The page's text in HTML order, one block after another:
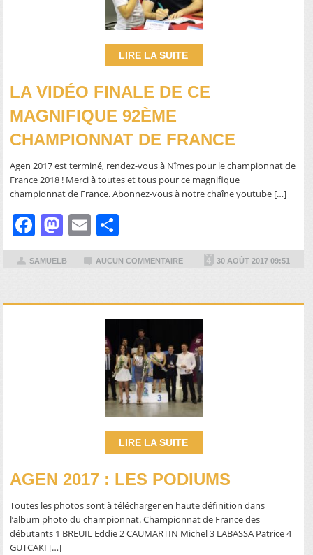
LIRE LA SUITE
LA VIDÉO FINALE DE CE
MAGNIFIQUE 92ÈME
CHAMPIONNAT DE FRANCE
Agen 2017 est terminé, rendez-vous à Nîmes pour le championnat de
France 2018 ! Merci à toutes et tous pour ce magnifique
championnat de France. Abonnez-vous à notre chaîne youtube […]
FacebookMastodonEmail
SAMUELB AUCUN COMMENTAIRE 30 AOÛT 2017 09:51
LIRE LA SUITE
AGEN 2017 : LES PODIUMS
Toutes les photos sont à télécharger en haute définition dans
l’album photo du championnat. Championnat de France des
débutants 1 BREUIL Eddie 2 CAUMARTIN Michel 3 LABASSA Patrice 4
GUTCAKI […]